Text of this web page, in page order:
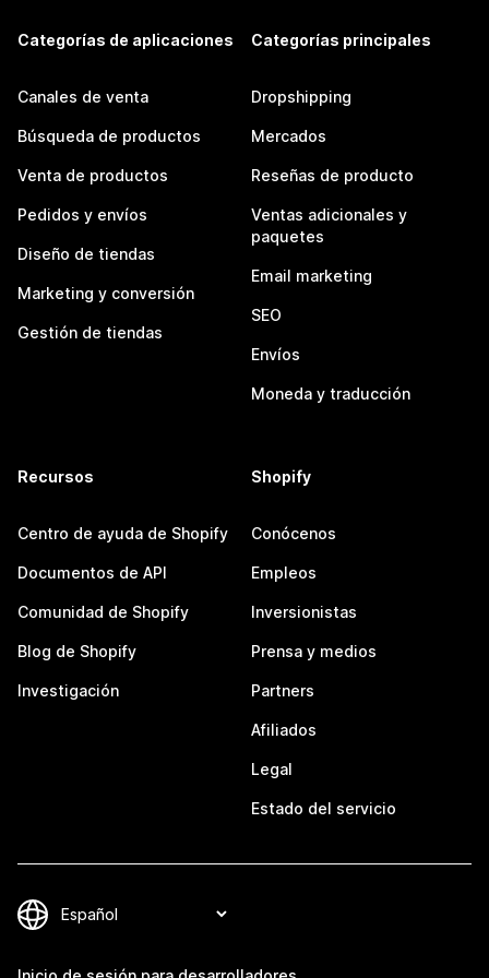
Categorías de aplicaciones
Canales de venta
Búsqueda de productos
Venta de productos
Pedidos y envíos
Diseño de tiendas
Marketing y conversión
Gestión de tiendas
Categorías principales
Dropshipping
Mercados
Reseñas de producto
Ventas adicionales y
paquetes
Email marketing
SEO
Envíos
Moneda y traducción
Recursos
Centro de ayuda de Shopify
Documentos de API
Comunidad de Shopify
Blog de Shopify
Investigación
Shopify
Conócenos
Empleos
Inversionistas
Prensa y medios
Partners
Afiliados
Legal
Estado del servicio